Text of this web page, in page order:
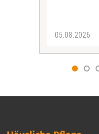
05.08.2026